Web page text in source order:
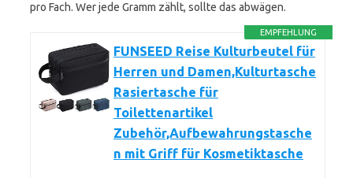
pro Fach. Wer jede Gramm zählt, sollte das abwägen.
EMPFEHLUNG
FUNSEED Reise Kulturbeutel für
Herren und Damen,Kulturtasche
Rasiertasche für
Toilettenartikel
Zubehör,Aufbewahrungstasche
n mit Griff für Kosmetiktasche